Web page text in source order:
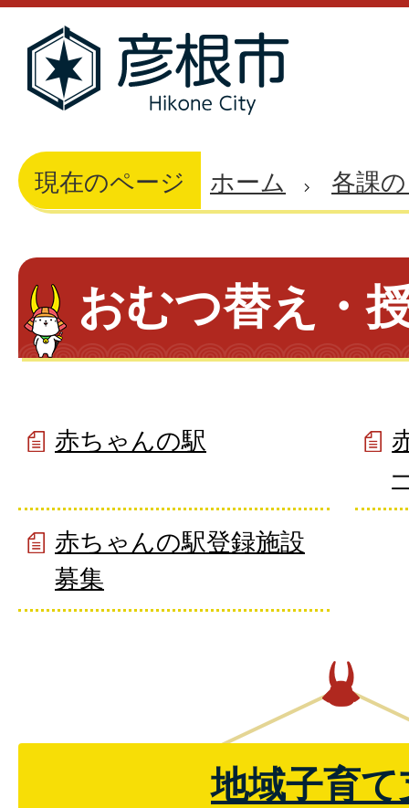
現在のページ ホーム 各課
おむつ替え・
赤ちゃんの駅
赤ちゃんの駅登録施設
募集
地域子育て